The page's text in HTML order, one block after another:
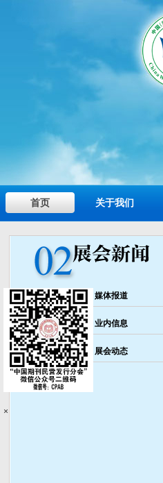
×
首页 关于我们
媒体报道
业内信息
展会动态